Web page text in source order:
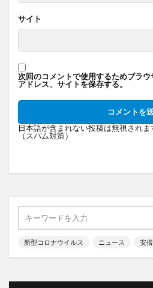
サイト
次回のコメントで使用するためブラ
アドレス、サイトを保存する。
日本語が含まれない投稿は無視されま
（スパム対策）
新型コロナウイルス ニュース 安